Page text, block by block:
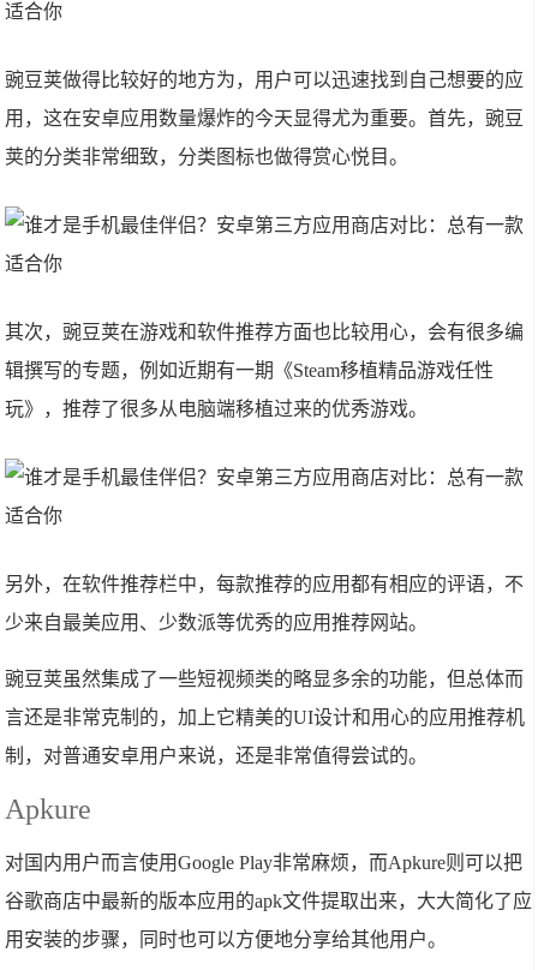
豌豆荚做得比较好的地方为，用户可以迅速找到自己想要的应
用，这在安卓应用数量爆炸的今天显得尤为重要。首先，豌豆
荚的分类非常细致，分类图标也做得赏心悦目。
其次，豌豆荚在游戏和软件推荐方面也比较用心，会有很多编
辑撰写的专题，例如近期有一期《Steam移植精品游戏任性
玩》，推荐了很多从电脑端移植过来的优秀游戏。
另外，在软件推荐栏中，每款推荐的应用都有相应的评语，不
少来自最美应用、少数派等优秀的应用推荐网站。
豌豆荚虽然集成了一些短视频类的略显多余的功能，但总体而
言还是非常克制的，加上它精美的UI设计和用心的应用推荐机
制，对普通安卓用户来说，还是非常值得尝试的。
Apkure
对国内用户而言使用Google Play非常麻烦，而Apkure则可以把
谷歌商店中最新的版本应用的apk文件提取出来，大大简化了应
用安装的步骤，同时也可以方便地分享给其他用户。